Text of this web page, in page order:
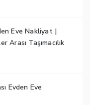
Eve Nakliyat |
Arası Taşımacılık
Evden Eve